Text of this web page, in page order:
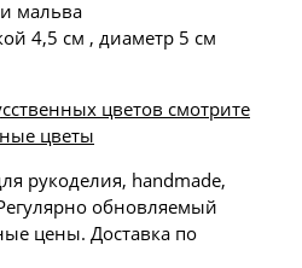
мальва
4,5 см , диаметр 5 см
цветов смотрите
цветы
рукоделия, handmade,
обновляемый
цены. Доставка по